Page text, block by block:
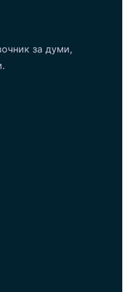
за думи,